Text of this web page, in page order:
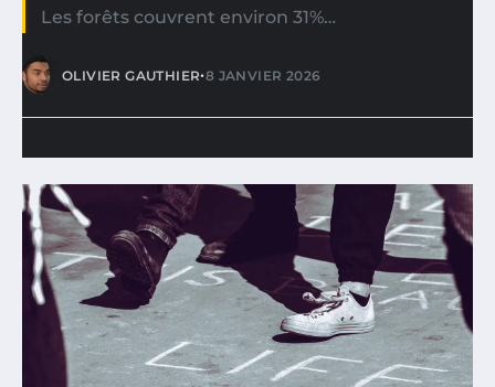
Les forêts couvrent environ 31%…
OLIVIER GAUTHIER•8 JANVIER 2026